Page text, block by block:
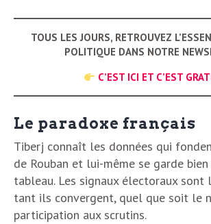
TOUS LES JOURS, RETROUVEZ
POLITIQUE DANS NOTRE
C’EST ICI ET C’EST
Le paradoxe français
Tiberj connaît les données qui
de Rouban et lui-même se garde
tableau. Les signaux électoraux sont
tant ils convergent, quel que soit le
participation aux scrutins.